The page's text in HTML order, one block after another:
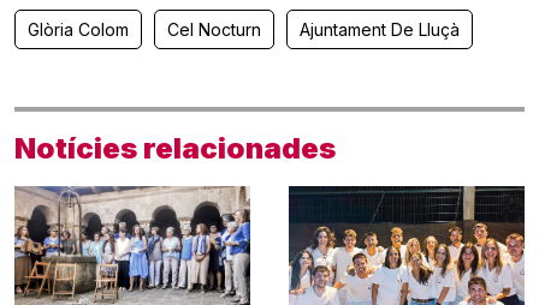
Glòria Colom Cel Nocturn Ajuntament De Lluçà
Notícies relacionades